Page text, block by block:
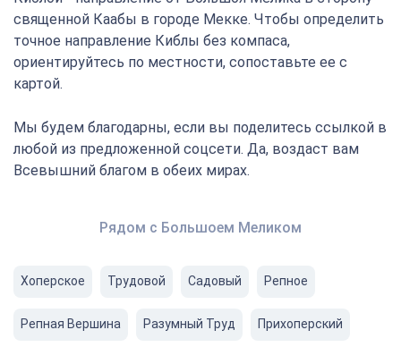
священной Каабы в городе Мекке. Чтобы определить
точное направление Киблы без компаса,
ориентируйтесь по местности, сопоставьте ее с
картой.
Мы будем благодарны, если вы поделитесь ссылкой в
любой из предложенной соцсети. Да, воздаст вам
Всевышний благом в обеих мирах.
Рядом с Большоем Меликом
Хоперское Трудовой Садовый Репное
Репная Вершина Разумный Труд Прихоперский